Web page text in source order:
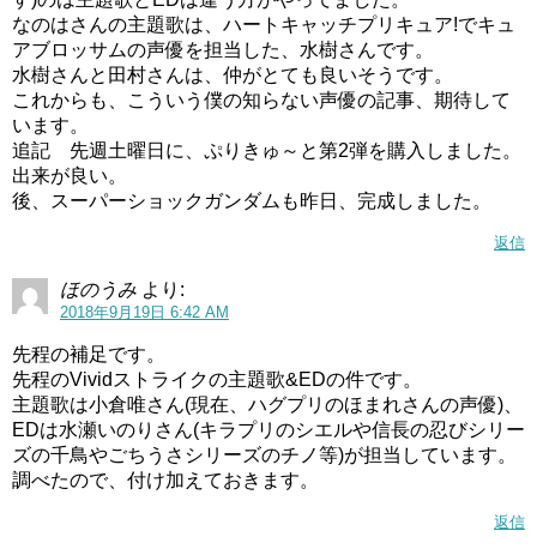
キュアマシェリである田村奈央さんと、キュアアムールで
ある田村ゆかりさん、偶然にも苗字が一緒ですね。
ファンからは、ダブル田村、もう一人の田村、なんて言わ
れた事もありました。
ＨＵＧっと！プリキュアでは、えみるとルールーはいつも
中の人たちも仲がいいのかな～？と気になっちゃいます
実は田村奈央さんは、自他ともにテンパりやすい性格だそ
うです。
そんな時、ゲスト声優さんに「この子はこういう子なん
なのはさんの主題歌は、ハートキャッチプリキュア!でキュ
アブロッサムの声優を担当した、水樹さんです。
水樹さんと田村さんは、仲がとても良いそうです。
これからも、こういう僕の知らない声優の記事、期待して
います。
追記 先週土曜日に、ぷりきゅ～と第2弾を購入しました。
出来が良い。
後、スーパーショックガンダムも昨日、完成しました。
返信
ほのうみ より:
2018年9月19日 6:42 AM
先程の補足です。
先程のVividストライクの主題歌&EDの件です。
主題歌は小倉唯さん(現在、ハグプリのほまれさんの声優)、
EDは水瀬いのりさん(キラプリのシエルや信長の忍びシリー
ズの千鳥やごちうさシリーズのチノ等)が担当しています。
調べたので、付け加えておきます。
返信